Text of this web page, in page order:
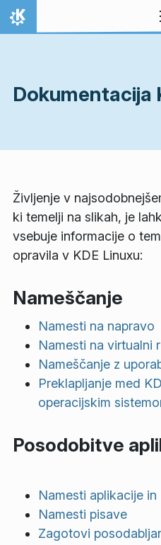
Preskoči na vsebino
Domov
Dokumentacija
Življenje v
ki temelji na slikah, je
vsebuje informacije o
opravila v KDE Linuxu:
Nameščanje
Namesti na napravo
Namesti na virtualni
Nameščanje z
Preklapljanje med
operacijskim
Posodobitve
Namesti aplikacije in
Namesti pisave
Zagotovi